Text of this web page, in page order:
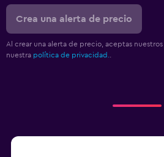
Crea una alerta de precio
Al crear una alerta de precio, aceptas nuestros
nuestra política de privacidad.